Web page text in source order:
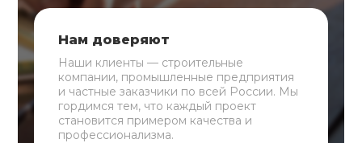
Нам доверяют
Наши клиенты — строительные
компании, промышленные предприятия
и частные заказчики по всей России. Мы
гордимся тем, что каждый проект
становится примером качества и
профессионализма.